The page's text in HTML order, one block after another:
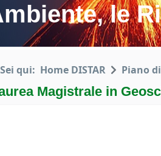
le
Sei qui: Home DISTAR Piano
Magistrale in